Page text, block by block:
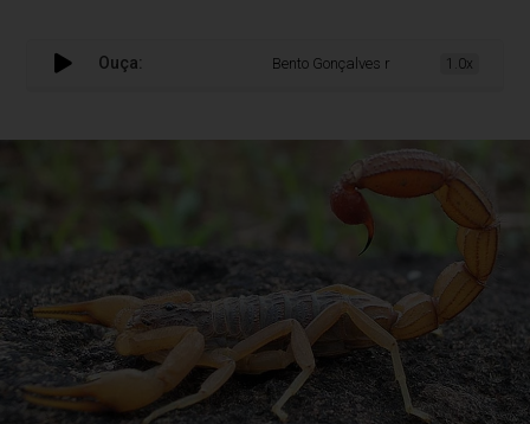
Ouça: Bento Gonçalves registra quatro focos
1.0x